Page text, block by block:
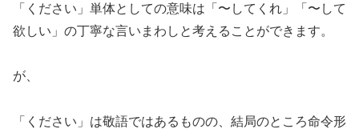
「ください」単体としての意味は「〜してくれ」「〜して
欲しい」の丁寧な言いまわしと考えることができます。
が、
「ください」は敬語ではあるものの、結局のところ命令形